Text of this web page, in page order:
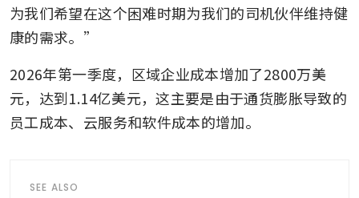
为我们希望在这个困难时期为我们的司机伙伴维持健
康的需求。”
2026年第一季度，区域企业成本增加了2800万美
元，达到1.14亿美元，这主要是由于通货膨胀导致的
员工成本、云服务和软件成本的增加。
SEE ALSO